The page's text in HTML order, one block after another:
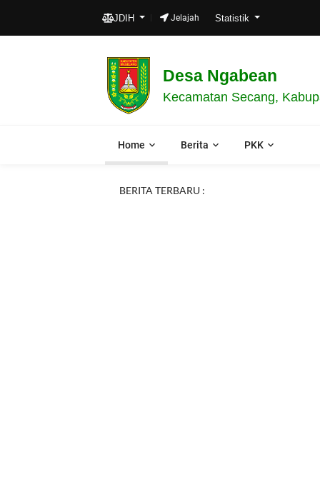
JDIH Jelajah Statistik
Desa Ngabean
Kecamatan Secang,
Home Berita PKK
BERITA TERBARU :